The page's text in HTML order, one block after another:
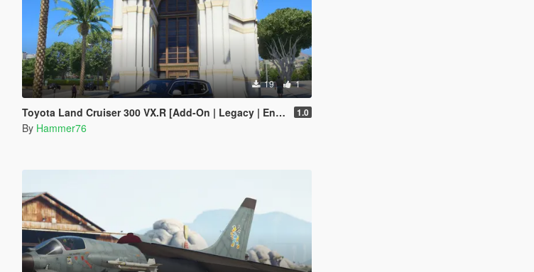
19 1
Toyota Land Cruiser 300 VX.R [Add-On | Legacy | Enhanced] 1.0
By Hammer76